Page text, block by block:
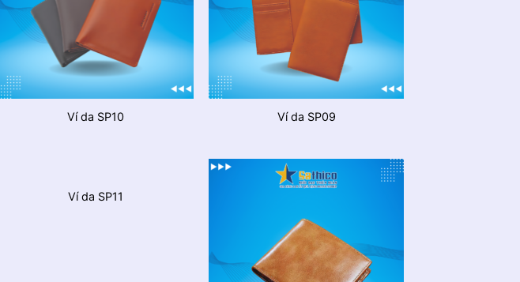
Ví da SP10 Ví da SP09
Ví da SP11